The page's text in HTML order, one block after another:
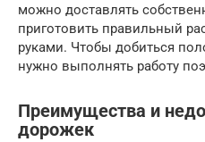
можно доставлять
приготовить правильный
руками. Чтобы добиться
нужно выполнять работу
Преимущества и
дорожек